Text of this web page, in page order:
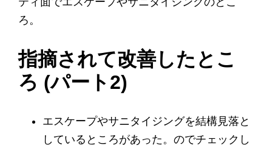
ろ。
指摘されて改善したとこ
ろ (パート2)
エスケープやサニタイジングを結構見落と
しているところがあった。のでチェックし